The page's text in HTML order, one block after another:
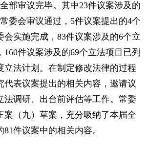
部审议完毕。其中23件议案涉及的
委会审议通过，5件议案提出的4个
会实施完成，83件议案涉及的6个立
件议案涉及的69个立法项目已列
立法计划。在制定修改法律的过程
代表议案提出的相关内容，邀请议
法调研、出台前评估等工作。常委
案（九）草案，充分吸纳了本届全
件议案中的相关内容。